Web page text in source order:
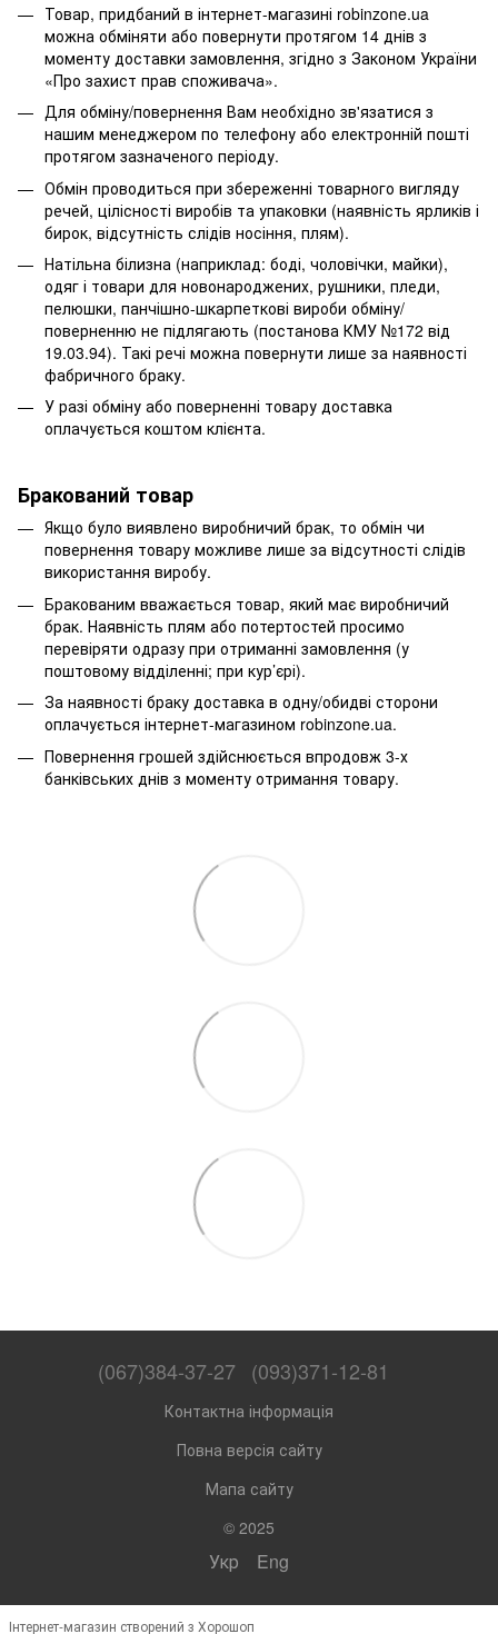
Товар, придбаний в інтернет-магазині robinzone.ua
можна обміняти або повернути протягом 14 днів з
моменту доставки замовлення, згідно з Законом України
«Про захист прав споживача».
Для обміну/повернення Вам необхідно зв'язатися з
нашим менеджером по телефону або електронній пошті
протягом зазначеного періоду.
Обмін проводиться при збереженні товарного вигляду
речей, цілісності виробів та упаковки (наявність ярликів і
бирок, відсутність слідів носіння, плям).
Натільна білизна (наприклад: боді, чоловічки, майки),
одяг і товари для новонароджених, рушники, пледи,
пелюшки, панчішно-шкарпеткові вироби обміну/
поверненню не підлягають (постанова КМУ №172 від
19.03.94). Такі речі можна повернути лише за наявності
фабричного браку.
У разі обміну або поверненні товару доставка
оплачується коштом клієнта.
Бракований товар
Якщо було виявлено виробничий брак, то обмін чи
повернення товару можливе лише за відсутності слідів
використання виробу.
Бракованим вважається товар, який має виробничий
брак. Наявність плям або потертостей просимо
перевіряти одразу при отриманні замовлення (у
поштовому відділенні; при кур’єрі).
За наявності браку доставка в одну/обидві сторони
оплачується інтернет-магазином robinzone.ua.
Повернення грошей здійснюється впродовж 3-х
банківських днів з моменту отримання товару.
(067)384-37-27 (093)371-12-81
Контактна інформація
Повна версія сайту
Мапа сайту
© 2025
Укр Eng
Інтернет-магазин створений з Хорошоп